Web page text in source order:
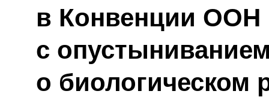
в Конвенции ООН
с
о биологическом